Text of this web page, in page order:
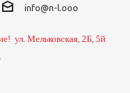
info@n-l.ooo
ул. Мельковская, 2Б, 5й